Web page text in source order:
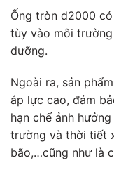
Ống tròn d2000
tùy vào môi
dưỡng.
Ngoài ra, sản
áp lực cao, đảm
hạn chế ảnh
trường và thời tiết
bão,…cũng như là